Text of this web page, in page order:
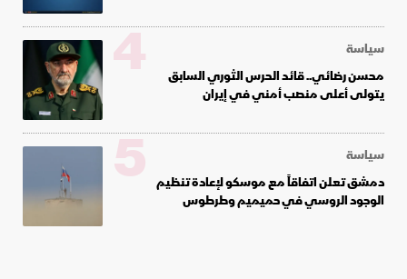
سياسة
محسن رضائي.. قائد الحرس الثوري السابق
يتولى أعلى منصب أمني في إيران
4
سياسة
دمشق تعلن اتفاقاً مع موسكو لإعادة تنظيم
الوجود الروسي في حميميم وطرطوس
5